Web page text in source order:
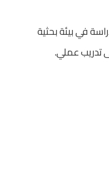
في بيئة بحثية
تدريب عملي.